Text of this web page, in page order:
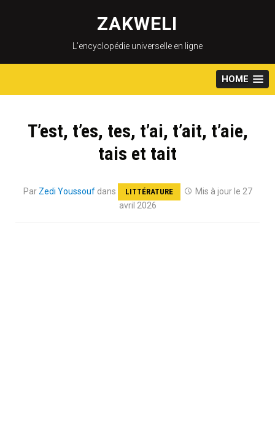
content
ZAKWELI
L’encyclopédie universelle en ligne
HOME
T’est, t’es, tes, t’ai, t’ait, t’aie,
tais et tait
Par Zedi Youssoufdans LITTÉRATURE
Mis à jour le 27
avril 2026